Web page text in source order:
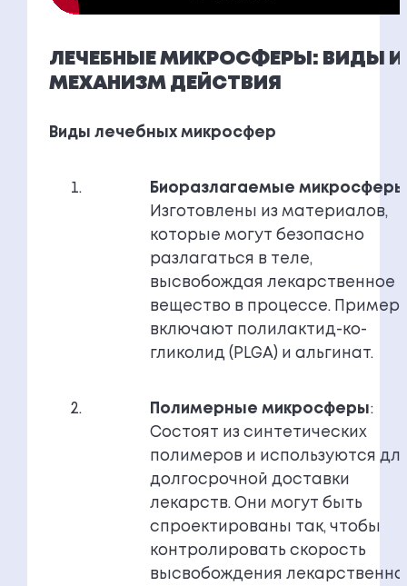
ЛЕЧЕБНЫЕ МИКРОСФЕРЫ: ВИДЫ И
МЕХАНИЗМ ДЕЙСТВИЯ
Виды лечебных микросфер
Биоразлагаемые микросферы
Изготовлены из материалов,
которые могут безопасно
разлагаться в теле,
высвобождая лекарственное
вещество в процессе.
включают полилактид-ко-
гликолид (PLGA) и альгинат.
Полимерные микросферы :
Состоят из синтетических
полимеров и используются
долгосрочной доставки
лекарств. Они могут быть
спроектированы так, чтобы
контролировать скорость
высвобождения